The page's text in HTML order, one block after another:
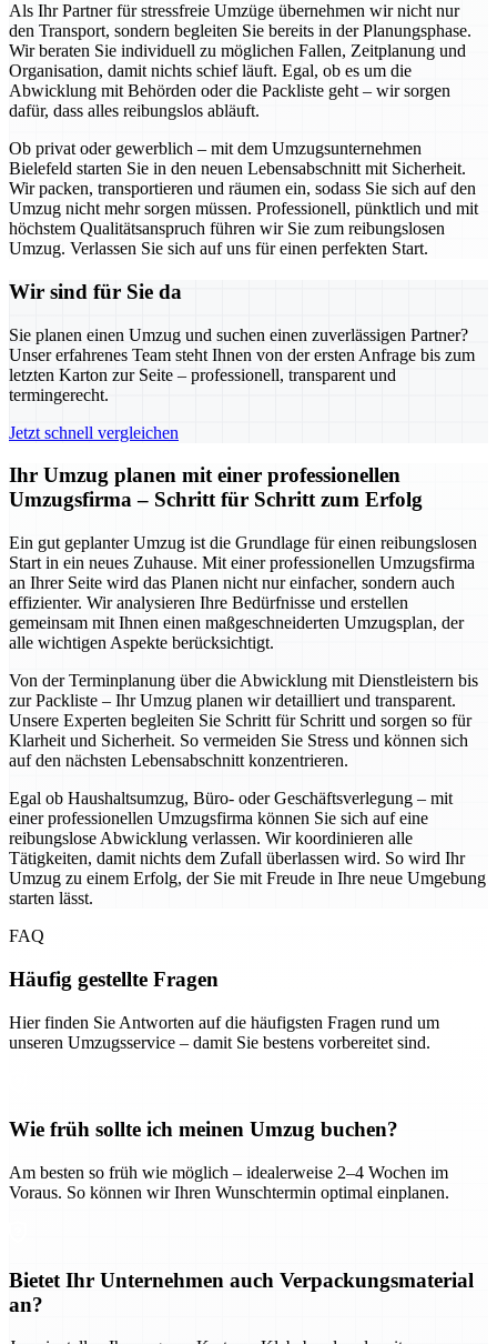
Als Ihr Partner für stressfreie Umzüge übernehmen wir nicht nur
den Transport, sondern begleiten Sie bereits in der Planungsphase.
Wir beraten Sie individuell zu möglichen Fallen, Zeitplanung und
Organisation, damit nichts schief läuft. Egal, ob es um die
Abwicklung mit Behörden oder die Packliste geht – wir sorgen
dafür, dass alles reibungslos abläuft.
Ob privat oder gewerblich – mit dem Umzugsunternehmen
Bielefeld starten Sie in den neuen Lebensabschnitt mit Sicherheit.
Wir packen, transportieren und räumen ein, sodass Sie sich auf den
Umzug nicht mehr sorgen müssen. Professionell, pünktlich und mit
höchstem Qualitätsanspruch führen wir Sie zum reibungslosen
Umzug. Verlassen Sie sich auf uns für einen perfekten Start.
Wir sind für Sie da
Sie planen einen Umzug und suchen einen zuverlässigen Partner?
Unser erfahrenes Team steht Ihnen von der ersten Anfrage bis zum
letzten Karton zur Seite – professionell, transparent und
termingerecht.
Jetzt schnell vergleichen
Ihr Umzug planen mit einer professionellen
Umzugsfirma – Schritt für Schritt zum Erfolg
Ein gut geplanter Umzug ist die Grundlage für einen reibungslosen
Start in ein neues Zuhause. Mit einer professionellen Umzugsfirma
an Ihrer Seite wird das Planen nicht nur einfacher, sondern auch
effizienter. Wir analysieren Ihre Bedürfnisse und erstellen
gemeinsam mit Ihnen einen maßgeschneiderten Umzugsplan, der
alle wichtigen Aspekte berücksichtigt.
Von der Terminplanung über die Abwicklung mit Dienstleistern bis
zur Packliste – Ihr Umzug planen wir detailliert und transparent.
Unsere Experten begleiten Sie Schritt für Schritt und sorgen so für
Klarheit und Sicherheit. So vermeiden Sie Stress und können sich
auf den nächsten Lebensabschnitt konzentrieren.
Egal ob Haushaltsumzug, Büro- oder Geschäftsverlegung – mit
einer professionellen Umzugsfirma können Sie sich auf eine
reibungslose Abwicklung verlassen. Wir koordinieren alle
Tätigkeiten, damit nichts dem Zufall überlassen wird. So wird Ihr
Umzug zu einem Erfolg, der Sie mit Freude in Ihre neue Umgebung
starten lässt.
FAQ
Häufig gestellte Fragen
Hier finden Sie Antworten auf die häufigsten Fragen rund um
unseren Umzugsservice – damit Sie bestens vorbereitet sind.
Wie früh sollte ich meinen Umzug buchen?
Am besten so früh wie möglich – idealerweise 2–4 Wochen im
Voraus. So können wir Ihren Wunschtermin optimal einplanen.
Bietet Ihr Unternehmen auch Verpackungsmaterial
an?